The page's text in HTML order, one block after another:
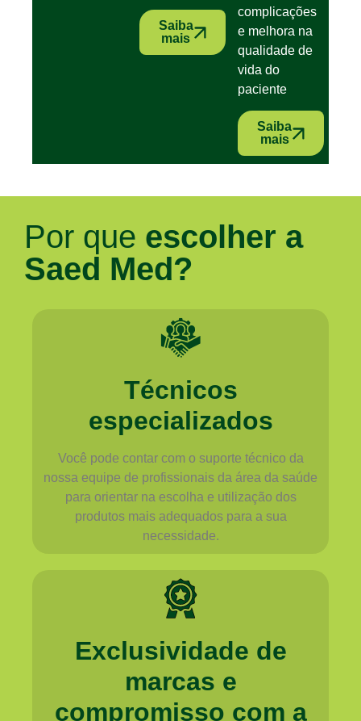
Saiba
mais
complicações
e melhora na
qualidade de
vida do
paciente
Saiba
mais
Por que escolher a
Saed Med?
Técnicos
especializados
Você pode contar com o suporte técnico da
nossa equipe de profissionais da área da saúde
para orientar na escolha e utilização dos
produtos mais adequados para a sua
necessidade.
Exclusividade de
marcas e
compromisso com a